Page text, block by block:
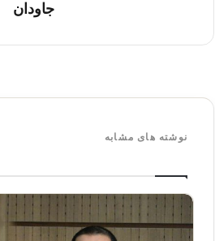
جاودان
نوشته های مشابه